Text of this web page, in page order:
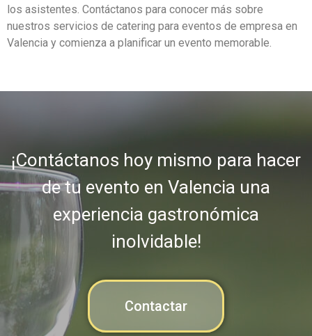
los asistentes. Contáctanos para conocer más sobre
nuestros servicios de catering para eventos de empresa en
Valencia y comienza a planificar un evento memorable.
¡Contáctanos hoy mismo para hacer
de tu evento en Valencia una
experiencia gastronómica
inolvidable!
Contactar